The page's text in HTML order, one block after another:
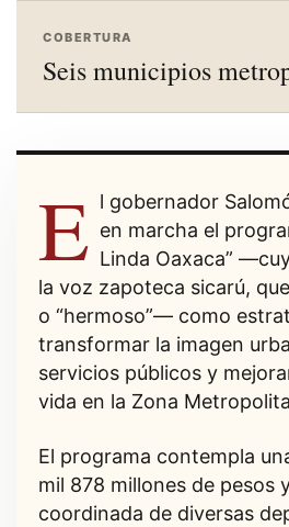
COBERTURA
Seis municipios
E l gobernador
en marcha el
Linda Oaxaca”
la voz zapoteca sicarú,
o “hermoso”— como
transformar la imagen
servicios públicos y
vida en la Zona
El programa contempla
mil 878 millones de pesos
coordinada de diversas